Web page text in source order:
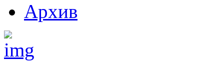
Архив